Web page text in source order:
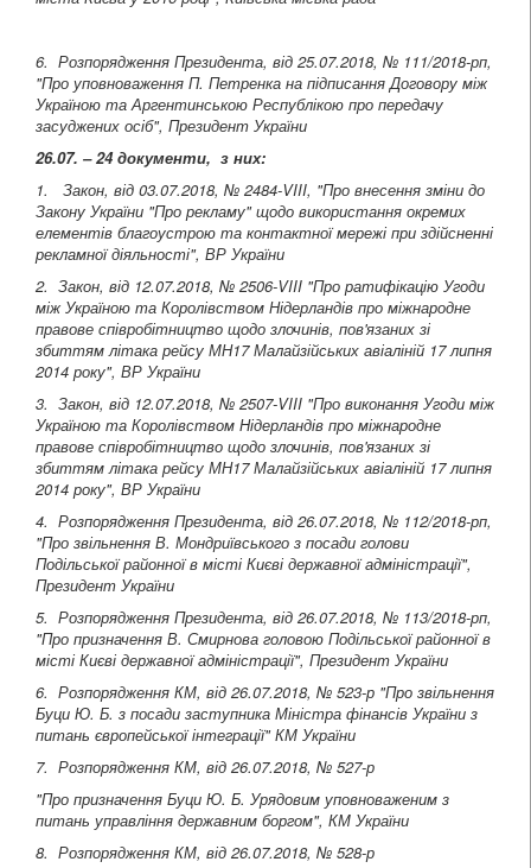
6. Розпорядження Президента, від 25.07.2018, № 111/2018-рп,
"Про уповноваження П. Петренка на підписання Договору між
Україною та Аргентинською Республікою про передачу
засуджених осіб", Президент України
26.07. – 24 документи, з них:
1. Закон, від 03.07.2018, № 2484-VIII, "Про внесення зміни до
Закону України "Про рекламу" щодо використання окремих
елементів благоустрою та контактної мережі при здійсненні
рекламної діяльності", ВР України
2. Закон, від 12.07.2018, № 2506-VIII "Про ратифікацію Угоди
між Україною та Королівством Нідерландів про міжнародне
правове співробітництво щодо злочинів, пов'язаних зі
збиттям літака рейсу МН17 Малайзійських авіаліній 17 липня
2014 року", ВР України
3. Закон, від 12.07.2018, № 2507-VIII "Про виконання Угоди між
Україною та Королівством Нідерландів про міжнародне
правове співробітництво щодо злочинів, пов'язаних зі
збиттям літака рейсу МН17 Малайзійських авіаліній 17 липня
2014 року", ВР України
4. Розпорядження Президента, від 26.07.2018, № 112/2018-рп,
"Про звільнення В. Мондриївського з посади голови
Подільської районної в місті Києві державної адміністрації",
Президент України
5. Розпорядження Президента, від 26.07.2018, № 113/2018-рп,
"Про призначення В. Смирнова головою Подільської районної в
місті Києві державної адміністрації", Президент України
6. Розпорядження КМ, від 26.07.2018, № 523-р "Про звільнення
Буци Ю. Б. з посади заступника Міністра фінансів України з
питань європейської інтеграції" КМ України
7. Розпорядження КМ, від 26.07.2018, № 527-р
"Про призначення Буци Ю. Б. Урядовим уповноваженим з
питань управління державним боргом", КМ України
8. Розпорядження КМ, від 26.07.2018, № 528-р